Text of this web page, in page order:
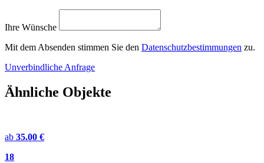
Ihre Wünsche
Mit dem Absenden stimmen Sie den Datenschutzbestimmungen zu.
Unverbindliche Anfrage
Ähnliche Objekte
ab 35.00 €
18